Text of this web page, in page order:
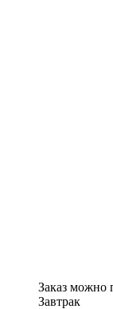
Заказ можно
Завтрак